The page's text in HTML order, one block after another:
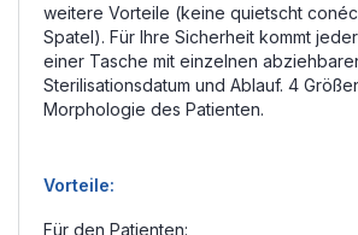
weitere Vorteile (keine quietscht
Spatel). Für Ihre Sicherheit kommt
einer Tasche mit einzelnen
Sterilisationsdatum und Ablauf. 4
Morphologie des Patienten.
Vorteile:
Für den Patienten: